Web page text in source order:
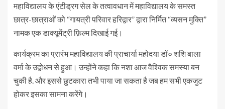
महाविद्यालय के एंटीड्रग सेल के तत्वावधान में महाविद्यालय के समस्त
छात्र-छात्राओं को “गायत्री परिवार हरिद्वार” द्वारा निर्मित “व्यसन मुक्ति”
नामक एक डाक्यूमेंट्री फ़िल्म दिखाई गई।
कार्यक्रम का प्रारंभ महाविद्यालय की प्राचार्या महोदया डॉ० शशि बाला
वर्मा के उद्बोधन से हुआ। उन्होंने कहा कि नशा आज वैश्विक समस्या बन
चुकी है. और इससे छुटकारा तभी पाया जा सकता है जब हम सभी एकजुट
होकर इसका सामना करेंगे।